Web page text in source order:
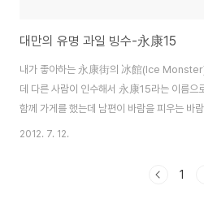
대만의 유명 과일 빙수-永康15
내가 좋아하는 永康街의 冰館(Ice Monster)
데 다른 사람이 인수해서 永康15라는 이름으
함께 가게를 했는데 남편이 바람을 피우는 바
래서 다시는 冰館을 못 먹게 되는 건가 하고
맛도 예전과 비슷했다. 여름엔 망고삥, 겨울엔
2012. 7. 12.
1